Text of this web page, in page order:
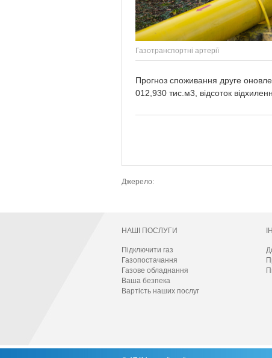
Газотранспортні артерії
Прогноз споживання друге
012,930 тис.м3, відсоток
Джерело:
НАШІ ПОСЛУГИ
Підключити газ
Газопостачання
Газове обладнання
Ваша безпека
Вартість наших послуг